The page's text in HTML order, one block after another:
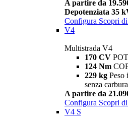
A partire da
Depotenziata 35
Configura Scopri
V4
Multistrada V4
170 CV
124 Nm
229 kg Peso
senza
A partire da
Configura Scopri
V4 S